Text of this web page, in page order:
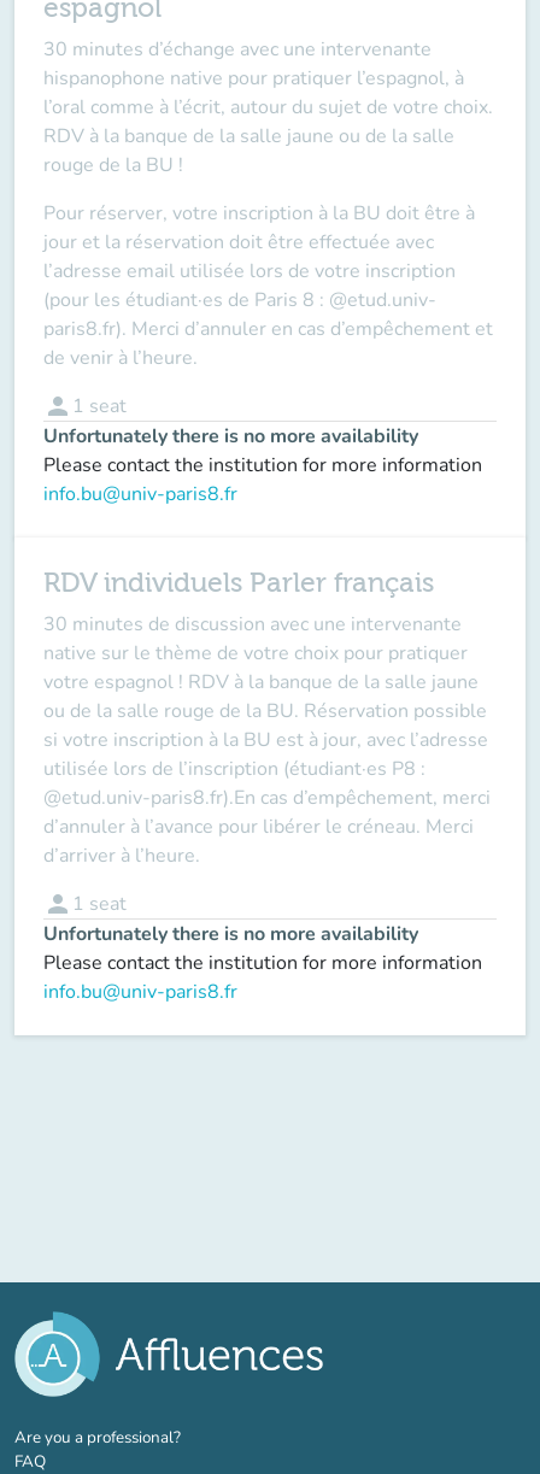
espagnol
30 minutes d’échange avec une intervenante
hispanophone native pour pratiquer l’espagnol, à
l’oral comme à l’écrit, autour du sujet de votre choix.
RDV à la banque de la salle jaune ou de la salle
rouge de la BU !
Pour réserver, votre inscription à la BU doit être à
jour et la réservation doit être effectuée avec
l’adresse email utilisée lors de votre inscription
(pour les étudiant·es de Paris 8 : @etud.univ-
paris8.fr). Merci d’annuler en cas d’empêchement et
de venir à l’heure.
person 1 seat
Unfortunately there is no more availability
Please contact the institution for more information
info.bu@univ-paris8.fr
RDV individuels Parler français
30 minutes de discussion avec une intervenante
native sur le thème de votre choix pour pratiquer
votre espagnol ! RDV à la banque de la salle jaune
ou de la salle rouge de la BU. Réservation possible
si votre inscription à la BU est à jour, avec l’adresse
utilisée lors de l’inscription (étudiant·es P8 :
@etud.univ-paris8.fr).En cas d’empêchement, merci
d’annuler à l’avance pour libérer le créneau. Merci
d’arriver à l’heure.
person 1 seat
Unfortunately there is no more availability
Please contact the institution for more information
info.bu@univ-paris8.fr
Are you a professional?(new tab)
FAQ